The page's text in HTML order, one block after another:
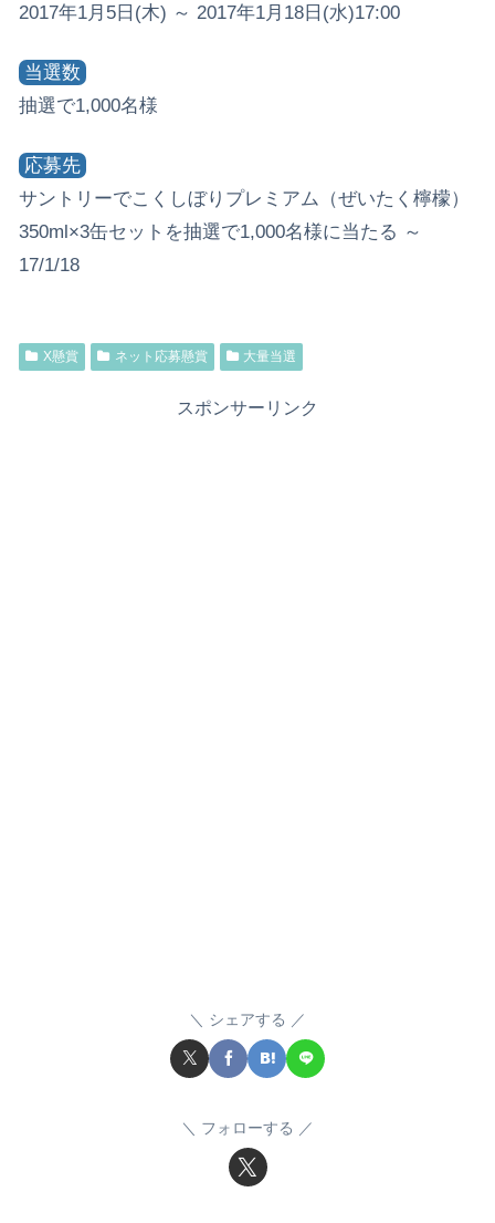
2017年1月5日(木) ～ 2017年1月18日(水)17:00
当選数
抽選で1,000名様
応募先
サントリーでこくしぼりプレミアム（ぜいたく檸檬）
350ml×3缶セットを抽選で1,000名様に当たる ～
17/1/18
X懸賞 ネット応募懸賞 大量当選
スポンサーリンク
シェアする
フォローする